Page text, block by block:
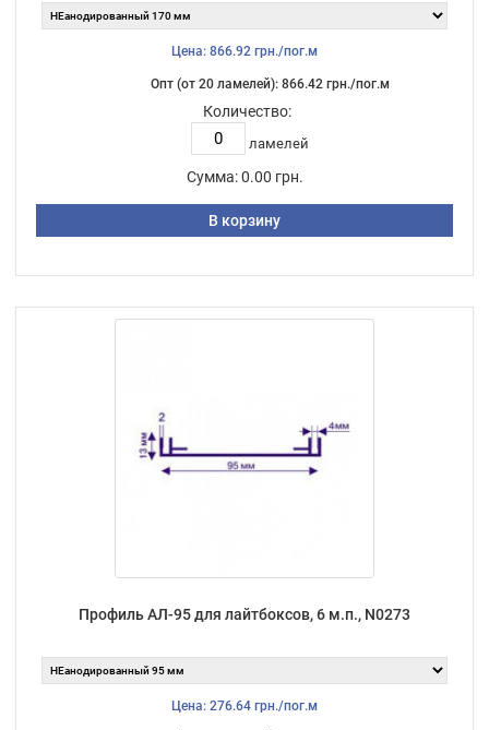
Цена: 866.92 грн./пог.м
Опт (от 20 ламелей): 866.42 грн./пог.м
Количество:
ламелей
Сумма: 0.00 грн.
В корзину
Профиль АЛ-95 для лайтбоксов, 6 м.п., N0273
Цена: 276.64 грн./пог.м